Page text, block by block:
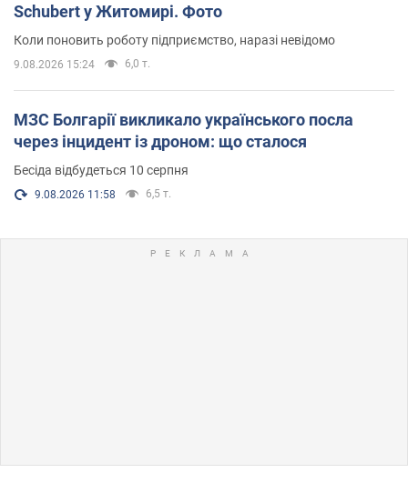
Schubert у Житомирі. Фото
Коли поновить роботу підприємство, наразі невідомо
9.08.2026 15:24 6,0 т.
МЗС Болгарії викликало українського посла
через інцидент із дроном: що сталося
Бесіда відбудеться 10 серпня
9.08.2026 11:58 6,5 т.